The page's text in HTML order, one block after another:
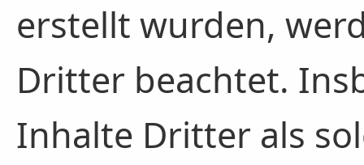
erstellt wurden,
Dritter beachtet.
Inhalte Dritter als